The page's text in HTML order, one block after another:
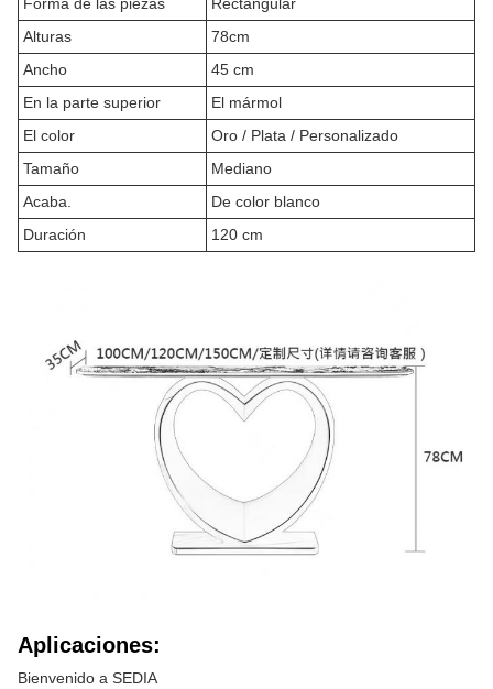
Alturas
78cm
Ancho
45 cm
En la parte superior
El mármol
El color
Oro / Plata / Personalizado
Tamaño
Mediano
Acaba.
De color blanco
Duración
120 cm
Aplicaciones:
Bienvenido a SEDIA